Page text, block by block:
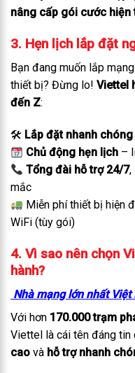
nâng cấp gói cước hiện
3. Hẹn lịch lắp đặt
Bạn đang muốn lắp
thiết bị? Đừng lo! Viettel
đến Z:
🛠 Lắp đặt nhanh
Chủ động hẹn lịch –
Tổng đài hỗ trợ 24/7,
mắc
Miễn phí thiết bị hiện
WiFi (tùy gói)
4. Vì sao nên chọn
hành?
Nhà mạng lớn nhất
Với hơn 170.000 trạm
Viettel là cái tên đáng tin
cao và hỗ trợ nhanh